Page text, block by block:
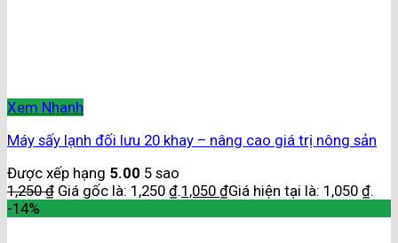
Xem Nhanh
Máy sấy lạnh đối lưu 20 khay – nâng cao giá trị nông sản
Được xếp hạng 5.00 5 sao
1,250₫ Giá gốc là: 1,250 ₫.1,050 ₫Giá hiện tại là: 1,050 ₫.
-14%